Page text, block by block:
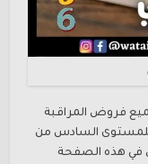
فروض المراقبة
للمستوى السادس من
في هذه الصفحة